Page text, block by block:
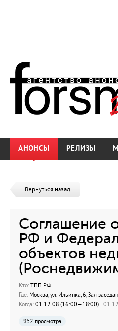
АНОНСЫ РЕЛИЗЫ
Вернуться назад
Соглашение
РФ и
объектов
Кто: ТПП РФ
Где: Москва, ул. Ильинка, 6, Зал
Когда: 01.12.08 (16:00—18:00) |
952 просмотра